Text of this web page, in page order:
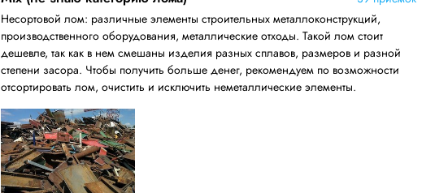
Несортовой лом: различные элементы строительных металлоконструкций,
производственного оборудования, металлические отходы. Такой лом стоит
дешевле, так как в нем смешаны изделия разных сплавов, размеров и разной
степени засора. Чтобы получить больше денег, рекомендуем по возможности
отсортировать лом, очистить и исключить неметаллические элементы.